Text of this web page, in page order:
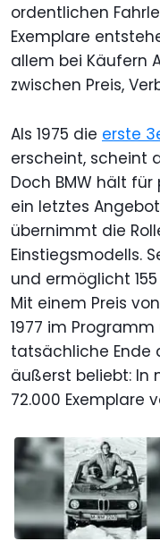
ordentlichen
Exemplare
allem bei Käufern
zwischen Preis,
Als 1975 die erste
erscheint, scheint
Doch BMW hält
ein letztes Angebot
übernimmt die
Einstiegsmodells.
und ermöglicht
Mit einem Preis
1977 im
tatsächliche Ende
äußerst beliebt: In
72.000 Exemplare